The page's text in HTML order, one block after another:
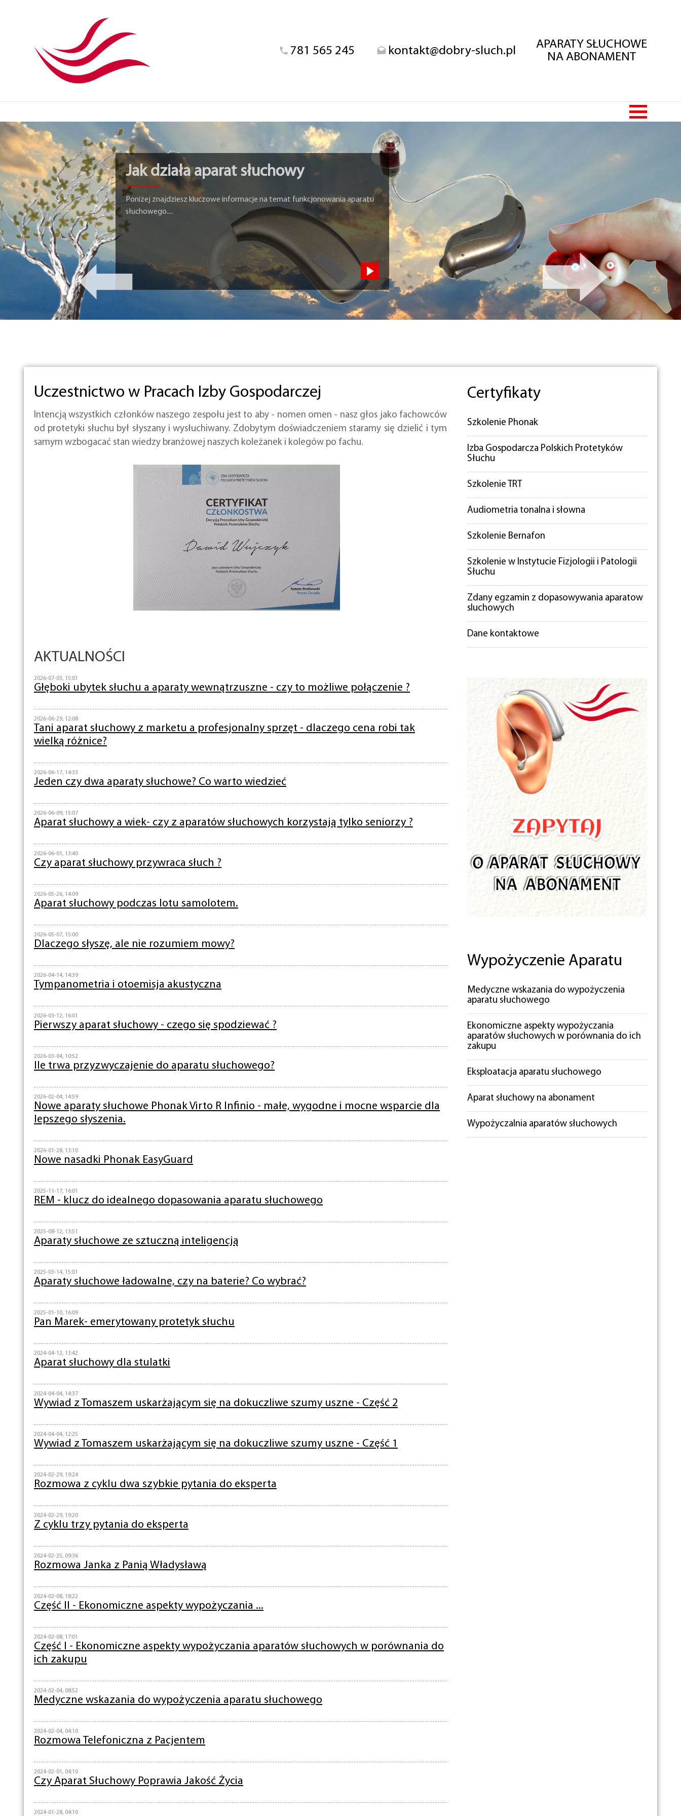
781 565 245 kontakt@dobry-sluch.pl
APARATY SŁUCHOWE
NA ABONAMENT
Jak działa aparat słuchowy
Poniżej znajdziesz kluczowe informacje na temat funkcjonowania aparatu
słuchowego....
Uczestnictwo w Pracach Izby Gospodarczej
Intencją wszystkich członków naszego zespołu jest to aby - nomen omen - nasz głos jako fachowców
od protetyki słuchu był słyszany i wysłuchiwany. Zdobytym doświadczeniem staramy się dzielić i tym
samym wzbogacać stan wiedzy branżowej naszych koleżanek i kolegów po fachu.
AKTUALNOŚCI
2026-07-03, 15:01
Głęboki ubytek słuchu a aparaty wewnątrzuszne - czy to możliwe połączenie ?
2026-06-29, 12:08
Tani aparat słuchowy z marketu a profesjonalny sprzęt - dlaczego cena robi tak
wielką różnice?
2026-06-17, 14:33
Jeden czy dwa aparaty słuchowe? Co warto wiedzieć
2026-06-09, 15:07
Aparat słuchowy a wiek- czy z aparatów słuchowych korzystają tylko seniorzy ?
2026-06-01, 13:40
Czy aparat słuchowy przywraca słuch ?
2026-05-26, 14:09
Aparat słuchowy podczas lotu samolotem.
2026-05-07, 15:00
Dlaczego słyszę, ale nie rozumiem mowy?
2026-04-14, 14:39
Tympanometria i otoemisja akustyczna
2026-03-12, 16:01
Pierwszy aparat słuchowy - czego się spodziewać ?
2026-03-04, 10:52
Ile trwa przyzwyczajenie do aparatu słuchowego?
2026-02-04, 14:59
Nowe aparaty słuchowe Phonak Virto R Infinio - małe, wygodne i mocne wsparcie dla
lepszego słyszenia.
2026-01-28, 13:10
Nowe nasadki Phonak EasyGuard
2025-11-17, 16:01
REM - klucz do idealnego dopasowania aparatu słuchowego
2025-08-12, 13:51
Aparaty słuchowe ze sztuczną inteligencją
2025-03-14, 15:01
Aparaty słuchowe ładowalne, czy na baterie? Co wybrać?
2025-01-10, 16:09
Pan Marek- emerytowany protetyk słuchu
2024-04-12, 13:42
Aparat słuchowy dla stulatki
2024-04-04, 14:37
Wywiad z Tomaszem uskarżającym się na dokuczliwe szumy uszne - Część 2
2024-04-04, 12:25
Wywiad z Tomaszem uskarżającym się na dokuczliwe szumy uszne - Część 1
2024-02-29, 19:24
Rozmowa z cyklu dwa szybkie pytania do eksperta
2024-02-29, 19:20
Z cyklu trzy pytania do eksperta
2024-02-25, 09:36
Rozmowa Janka z Panią Władysławą
2024-02-08, 18:22
Część II - Ekonomiczne aspekty wypożyczania ...
2024-02-08, 17:01
Część I - Ekonomiczne aspekty wypożyczania aparatów słuchowych w porównania do
ich zakupu
2024-02-04, 08:52
Medyczne wskazania do wypożyczenia aparatu słuchowego
2024-02-04, 04:10
Rozmowa Telefoniczna z Pacjentem
2024-02-01, 04:10
Czy Aparat Słuchowy Poprawia Jakość Życia
2024-01-28, 04:10
Certyfikaty
Szkolenie Phonak
Izba Gospodarcza Polskich Protetyków
Słuchu
Szkolenie TRT
Audiometria tonalna i słowna
Szkolenie Bernafon
Szkolenie w Instytucie Fizjologii i Patologii
Słuchu
Zdany egzamin z dopasowywania aparatow
sluchowych
Dane kontaktowe
Wypożyczenie Aparatu
Medyczne wskazania do wypożyczenia
aparatu słuchowego
Ekonomiczne aspekty wypożyczania
aparatów słuchowych w porównania do ich
zakupu
Eksploatacja aparatu słuchowego
Aparat słuchowy na abonament
Wypożyczalnia aparatów słuchowych